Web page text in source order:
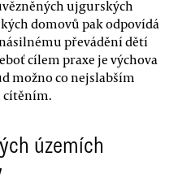
ujgurských
domovů pak odpovídá
převádění dětí
cílem praxe je výchova
možno co nejslabším
územích